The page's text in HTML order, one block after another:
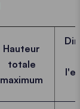
Hauteur
totale
maximum